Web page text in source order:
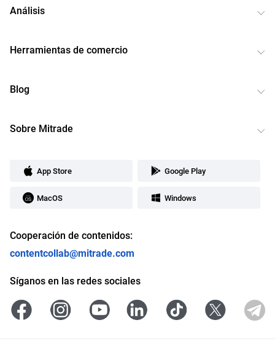
Análisis
Herramientas de comercio
Blog
Sobre Mitrade
App Store Google Play
MacOS Windows
Cooperación de contenidos:
contentcollab@mitrade.com
Síganos en las redes sociales